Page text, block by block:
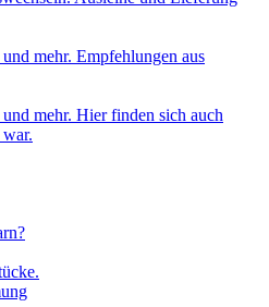
mehr. Empfehlungen aus
mehr. Hier finden sich auch